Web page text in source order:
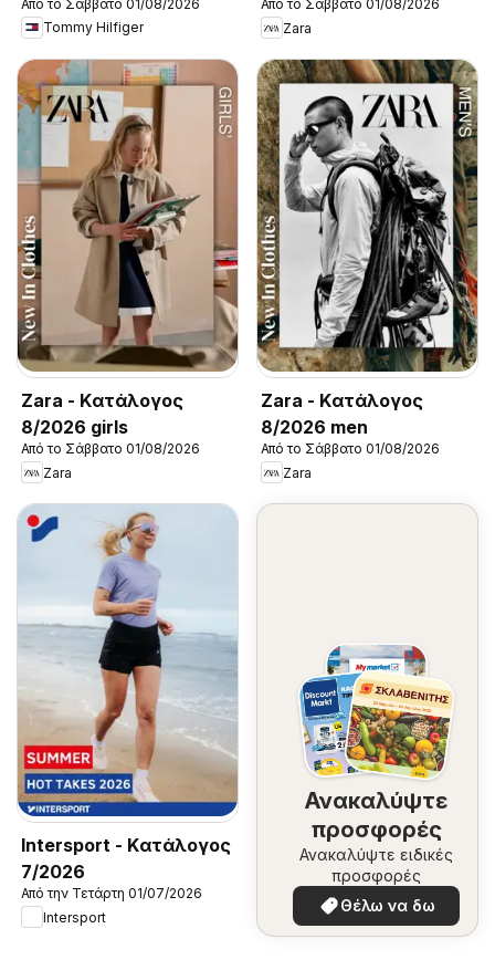
New in Men
Από το Σάββατο 01/08/2026
Tommy Hilfiger
Από το Σάββατο 01/08/2026
Zara
Zara - Kατάλογος
8/2026 girls
Από το Σάββατο 01/08/2026
Zara
Zara - Kατάλογος
8/2026 men
Από το Σάββατο 01/08/2026
Zara
Intersport - Kατάλογος
7/2026
Από την Τετάρτη 01/07/2026
Intersport
Ανακαλύψτε
προσφορές
Ανακαλύψτε ειδικές
προσφορές
Θέλω να δω